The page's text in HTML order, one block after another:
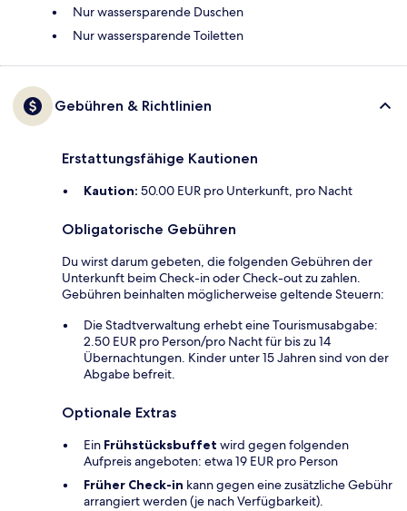
Nur wassersparende Duschen
Nur wassersparende Toiletten
Gebühren & Richtlinien
Erstattungsfähige Kautionen
Kaution: 50.00 EUR pro Unterkunft, pro Nacht
Obligatorische Gebühren
Du wirst darum gebeten, die folgenden Gebühren der
Unterkunft beim Check-in oder Check-out zu zahlen.
Gebühren beinhalten möglicherweise geltende Steuern:
Die Stadtverwaltung erhebt eine Tourismusabgabe:
2.50 EUR pro Person/pro Nacht für bis zu 14
Übernachtungen. Kinder unter 15 Jahren sind von der
Abgabe befreit.
Optionale Extras
Ein Frühstücksbuffet wird gegen folgenden
Aufpreis angeboten: etwa 19 EUR pro Person
Früher Check-in kann gegen eine zusätzliche Gebühr
arrangiert werden (je nach Verfügbarkeit).